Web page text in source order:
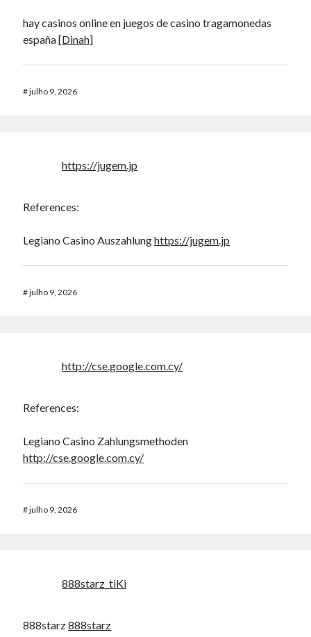
hay casinos online en juegos de casino tragamonedas
españa [Dinah]
#julho 9, 2026
https://jugem.jp
References:
Legiano Casino Auszahlunghttps://jugem.jp
#julho 9, 2026
http://cse.google.com.cy/
References:
Legiano Casino Zahlungsmethoden
http://cse.google.com.cy/
#julho 9, 2026
888starz_tiKi
888starz888starz